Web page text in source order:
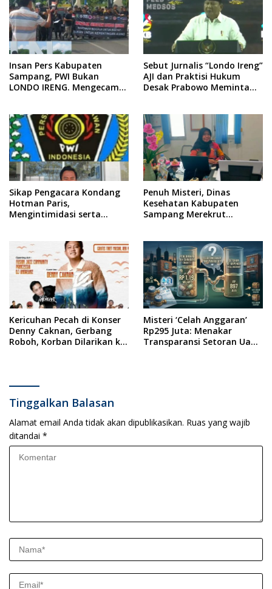
Insan Pers Kabupaten
Sampang, PWI Bukan
LONDO IRENG. Mengecam
Republik Indonesia
Sebut Jurnalis “Londo Ireng”
AJI dan Praktisi Hukum
Desak Prabowo Meminta
Sikap Pengacara Kondang
Hotman Paris,
Mengintimidasi serta
Sampang Angkat Bicara
Penuh Misteri, Dinas
Kesehatan Kabupaten
Sampang Merekrut
Kericuhan Pecah di Konser
Denny Caknan, Gerbang
Roboh, Korban Dilarikan ke
Misteri ‘Celah Anggaran’
Rp295 Juta: Menakar
Transparansi Setoran Uang
Tinggalkan Balasan
Alamat email Anda tidak akan dipublikasikan. Ruas yang wajib
ditandai *